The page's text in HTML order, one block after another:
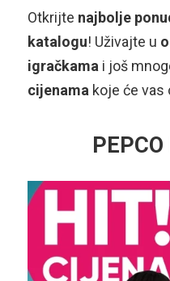
Otkrijte najbolje
katalogu! Uživajte u
igračkama i još
cijenama koje će vas